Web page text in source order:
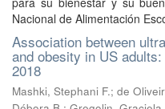
Nacional de Alimentación
Association between
and obesity in US
2018
Mashki, Stephani F.; de